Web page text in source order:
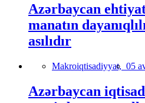
Azərbaycan
manatın
asılıdır
Makroiqtisadiyyat, 05
Azərbaycan